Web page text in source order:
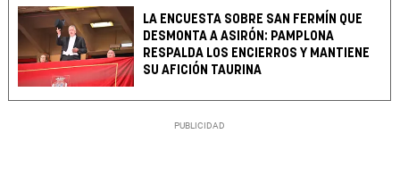
LA ENCUESTA SOBRE SAN FERMÍN QUE
DESMONTA A ASIRÓN: PAMPLONA
RESPALDA LOS ENCIERROS Y MANTIENE
SU AFICIÓN TAURINA